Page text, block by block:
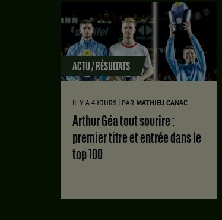
ACTU / RÉSULTATS
IL Y A 4 JOURS PAR MATHIEU CANAC
Arthur Géa tout sourire :
premier titre et entrée dans le
top 100